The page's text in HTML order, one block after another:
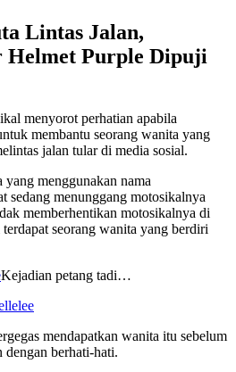
Lintas Jalan,
Helmet Purple Dipuji
menyorot perhatian apabila
membantu seorang wanita yang
jalan tular di media sosial.
menggunakan nama
sedang menunggang motosikalnya
memberhentikan motosikalnya di
seorang wanita yang berdiri
Kejadian petang tadi…
mendapatkan wanita itu sebelum
dengan berhati-hati.